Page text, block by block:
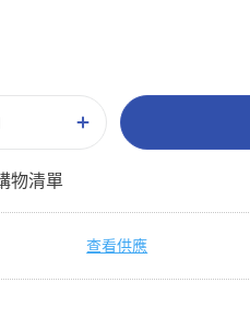
物清單
查看供應